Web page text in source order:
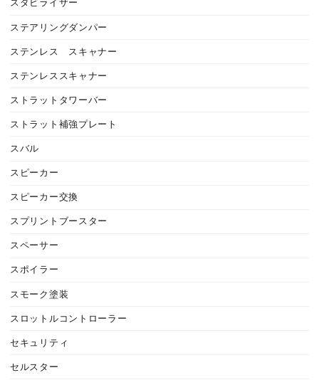
スタビライザー
ステアリングダンパー
ステンレス スキャナー
ステンレススキャナー
ストラットタワーバー
ストラット補強プレート
スバル
スピーカー
スピーカー交換
スプリントブースター
スペーサー
スポイラー
スモーク塗装
スロットルコントローラー
セキュリティ
セルスター